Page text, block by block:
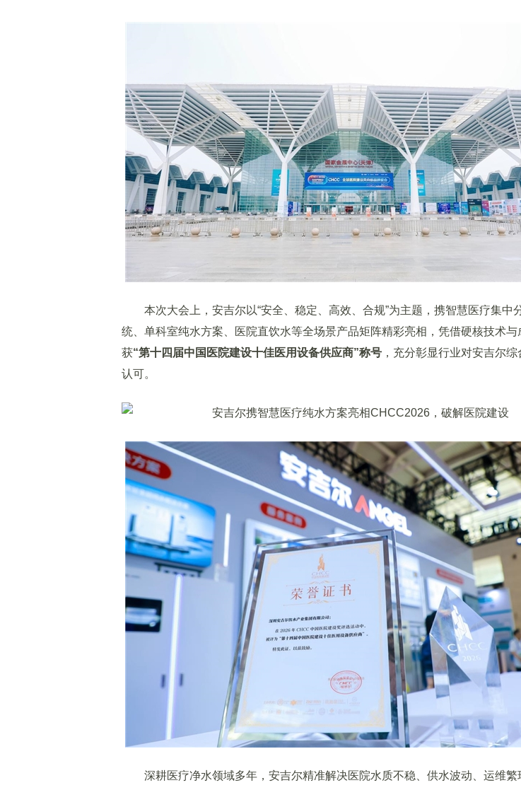
本次大会上，安吉尔以“安全、稳定、高效、合规”为主题，携智慧医疗集中
统、单科室纯水方案、医院直饮水等全场景产品矩阵精彩亮相，凭借硬核技术与
获“第十四届中国医院建设十佳医用设备供应商”称号 ，充分彰显行业对安吉尔
认可。
深耕医疗净水领域多年，安吉尔精准解决医院水质不稳、供水波动、运维繁